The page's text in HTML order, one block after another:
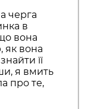
черга
в
вона
як вона
її
я вмить
про те,